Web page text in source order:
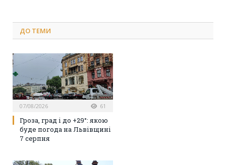
ДО ТЕМИ
07/08/2026 61
Гроза, град і до +29°: якою
буде погода на Львівщині
7 серпня